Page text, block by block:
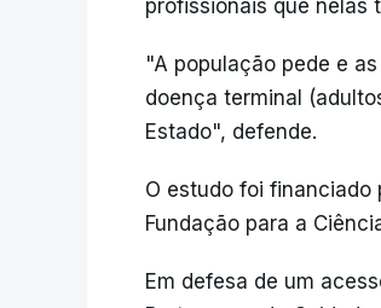
profissionais que nelas
"A população pede e
doença terminal
Estado", defende.
O estudo foi financiado
Fundação para a
Em defesa de um